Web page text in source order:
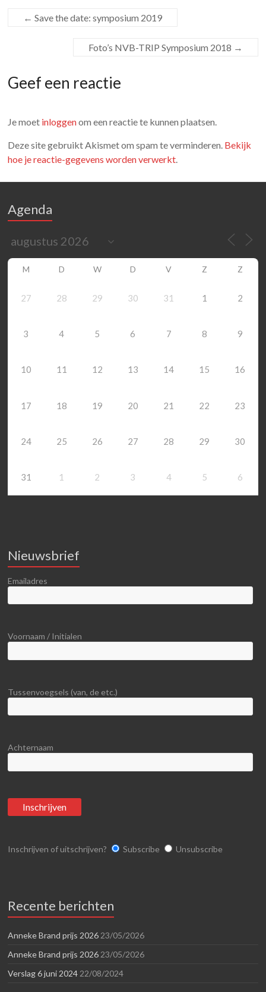
← Save the date: symposium 2019
Foto’s NVB-TRIP Symposium 2018 →
Geef een reactie
Je moet inloggenom een reactie te kunnen plaatsen.
Deze site gebruikt Akismet om spam te verminderen. Bekijk
hoe je reactie-gegevens worden verwerkt.
Agenda
M D W D V Z Z
27 28 29 30 31 1 2
3 4 5 6 7 8 9
10 11 12 13 14 15 16
17 18 19 20 21 22 23
24 25 26 27 28 29 30
31 1 2 3 4 5 6
Nieuwsbrief
Emailadres
Voornaam / Initialen
Tussenvoegsels (van, de etc.)
Achternaam
Inschrijven of uitschrijven? Subscribe Unsubscribe
Recente berichten
Anneke Brand prijs 2026 23/05/2026
Anneke Brand prijs 2026 23/05/2026
Verslag 6 juni 2024 22/08/2024